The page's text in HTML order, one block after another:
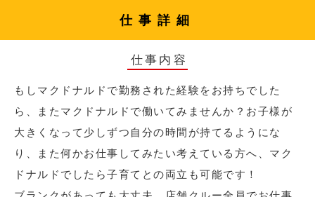
仕事詳細
仕事内容
もしマクドナルドで勤務された経験をお持ちでした
ら、またマクドナルドで働いてみませんか？お子様が
大きくなって少しずつ自分の時間が持てるようにな
り、また何かお仕事してみたい考えている方へ、マク
ドナルドでしたら子育てとの両立も可能です！